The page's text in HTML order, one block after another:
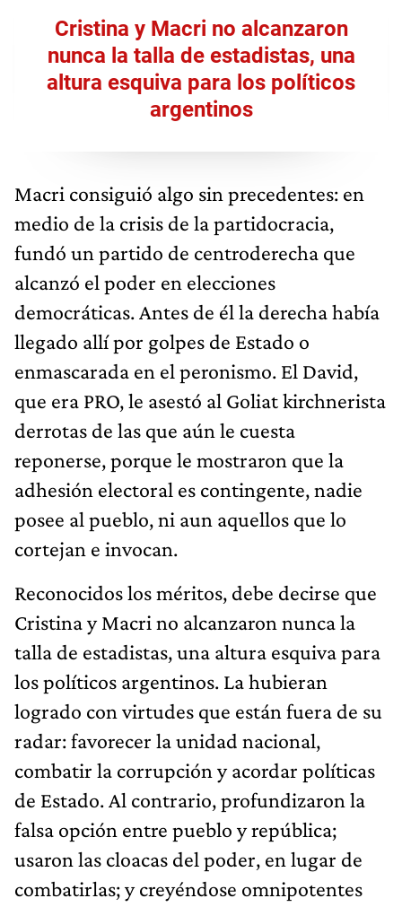
Cristina y Macri no alcanzaron
nunca la talla de estadistas, una
altura esquiva para los políticos
argentinos
Macri consiguió algo sin precedentes: en
medio de la crisis de la partidocracia,
fundó un partido de centroderecha que
alcanzó el poder en elecciones
democráticas. Antes de él la derecha había
llegado allí por golpes de Estado o
enmascarada en el peronismo. El David,
que era PRO, le asestó al Goliat kirchnerista
derrotas de las que aún le cuesta
reponerse, porque le mostraron que la
adhesión electoral es contingente, nadie
posee al pueblo, ni aun aquellos que lo
cortejan e invocan.
Reconocidos los méritos, debe decirse que
Cristina y Macri no alcanzaron nunca la
talla de estadistas, una altura esquiva para
los políticos argentinos. La hubieran
logrado con virtudes que están fuera de su
radar: favorecer la unidad nacional,
combatir la corrupción y acordar políticas
de Estado. Al contrario, profundizaron la
falsa opción entre pueblo y república;
usaron las cloacas del poder, en lugar de
combatirlas; y creyéndose omnipotentes